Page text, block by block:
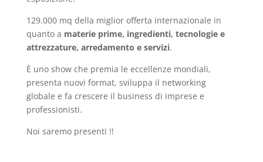
129.000 mq della miglior offerta internazionale in
quanto a materie prime, ingredienti, tecnologie e
attrezzature, arredamento e servizi.
È uno show che premia le eccellenze mondiali,
presenta nuovi format, sviluppa il networking
globale e fa crescere il business di imprese e
professionisti.
Noi saremo presenti !!